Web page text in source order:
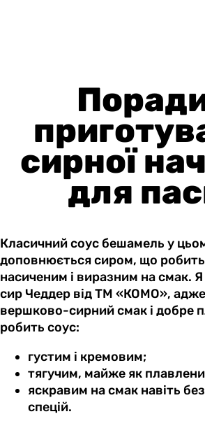
сирної
для
Класичний соус бешамель у
доповнюється сиром, що робить
насиченим і виразним на смак.
сир Чеддер від ТМ «КОМО»,
вершково-сирний смак і добре
робить соус:
густим і кремовим;
тягучим, майже як
яскравим на смак навіть
спецій.